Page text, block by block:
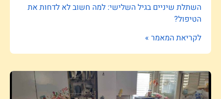
השתלת שיניים בגיל השלישי: למה חשוב לא לדחות את
הטיפול?
לקריאת המאמר »